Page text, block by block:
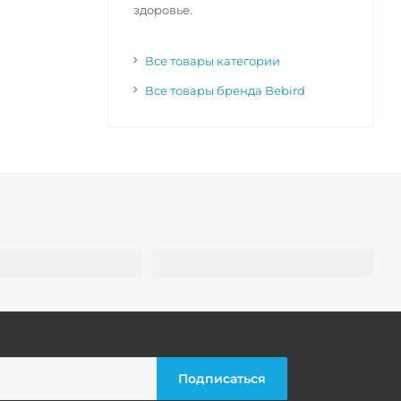
здоровье.
Все товары категории
Все товары бренда Bebird